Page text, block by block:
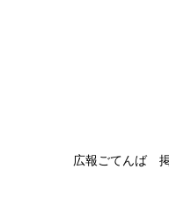
広報ごてんば　